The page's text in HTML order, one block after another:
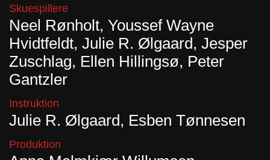
Skuespillere
Neel Rønholt, Youssef Wayne
Hvidtfeldt, Julie R. Ølgaard, Jesper
Zuschlag, Ellen Hillingsø, Peter
Gantzler
Instruktion
Julie R. Ølgaard, Esben Tønnesen
Produktion